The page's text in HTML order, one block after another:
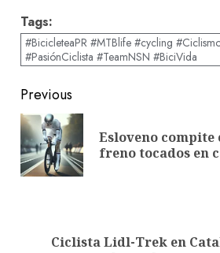
Tags:
#BicicleteaPR #MTBlife #cycling
#PasiónCiclista #TeamNSN #BiciVida
Post
navigation
Previous
Esloveno compite
freno tocados en
NextCiclista Lidl-Trek en